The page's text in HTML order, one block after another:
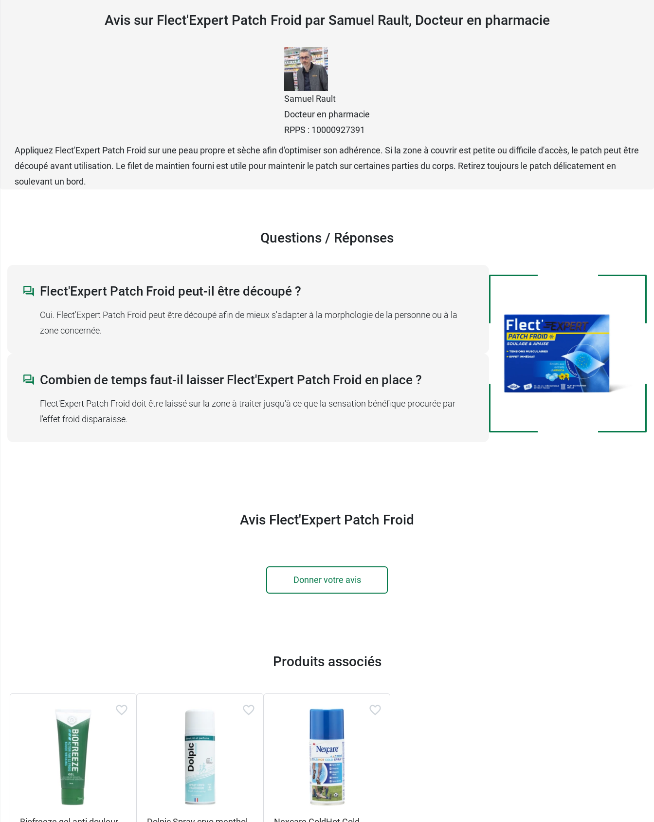
Patchs de 10 cm x 14 cm.
en cas de douleurs musculaires, de torticolis ou de courbatures.
Avis sur Flect'Expert Patch Froid par Samuel Rault, Docteur en pharmacie
Samuel Rault
Docteur en pharmacie
RPPS : 10000927391
Appliquez Flect'Expert Patch Froid sur une peau propre et sèche afin d'optimiser son adhérence. Si la zone à couvrir est petite ou difficile d'accès, le patch peut être
découpé avant utilisation. Le filet de maintien fourni est utile pour maintenir le patch sur certaines parties du corps. Retirez toujours le patch délicatement en
soulevant un bord.
Questions / Réponses
Flect'Expert Patch Froid peut-il être découpé ?
Oui. Flect'Expert Patch Froid peut être découpé afin de mieux s'adapter à la morphologie de la personne ou à la
zone concernée.
Combien de temps faut-il laisser Flect'Expert Patch Froid en place ?
Flect'Expert Patch Froid doit être laissé sur la zone à traiter jusqu'à ce que la sensation bénéfique procurée par
l'effet froid disparaisse.
Avis Flect'Expert Patch Froid
Donner votre avis
Produits associés